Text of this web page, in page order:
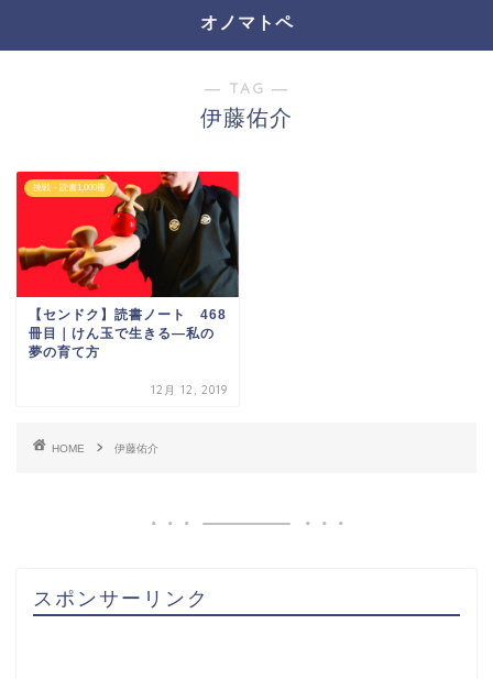
オノマトペ
― TAG ―
伊藤佑介
挑戦・読書1,000冊
【センドク】読書ノート 468
冊目｜けん玉で生きる―私の
夢の育て方
12月 12, 2019
HOME 伊藤佑介
スポンサーリンク